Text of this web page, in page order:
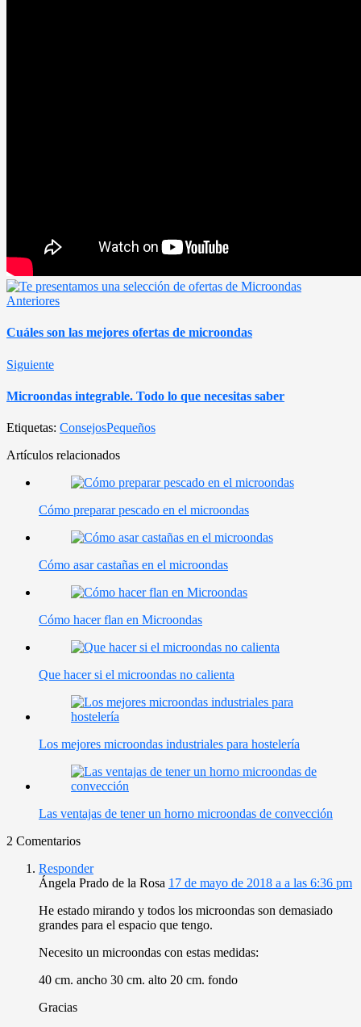
Anteriores
Cuáles son las mejores ofertas de microondas
Siguiente
Microondas integrable. Todo lo que necesitas saber
Etiquetas: ConsejosPequeños
Artículos relacionados
Cómo preparar pescado en el microondas
Cómo asar castañas en el microondas
Cómo hacer flan en Microondas
Que hacer si el microondas no calienta
Los mejores microondas industriales para hostelería
Las ventajas de tener un horno microondas de convección
2 Comentarios
Responder
Ángela Prado de la Rosa 17 de mayo de 2018 a a las 6:36 pm
He estado mirando y todos los microondas son demasiado
grandes para el espacio que tengo.
Necesito un microondas con estas medidas:
40 cm. ancho 30 cm. alto 20 cm. fondo
Gracias